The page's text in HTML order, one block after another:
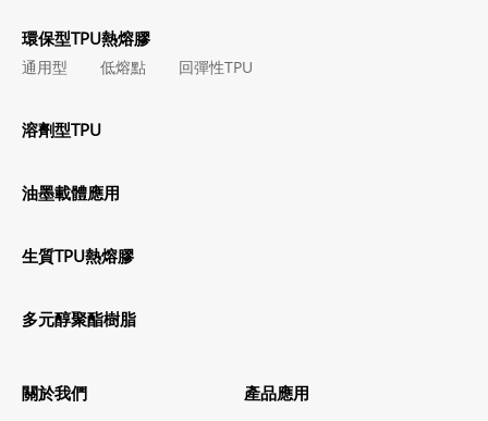
環保型TPU熱熔膠
通用型 低熔點 回彈性TPU
溶劑型TPU
油墨載體應用
生質TPU熱熔膠
多元醇聚酯樹脂
關於我們
產品應用